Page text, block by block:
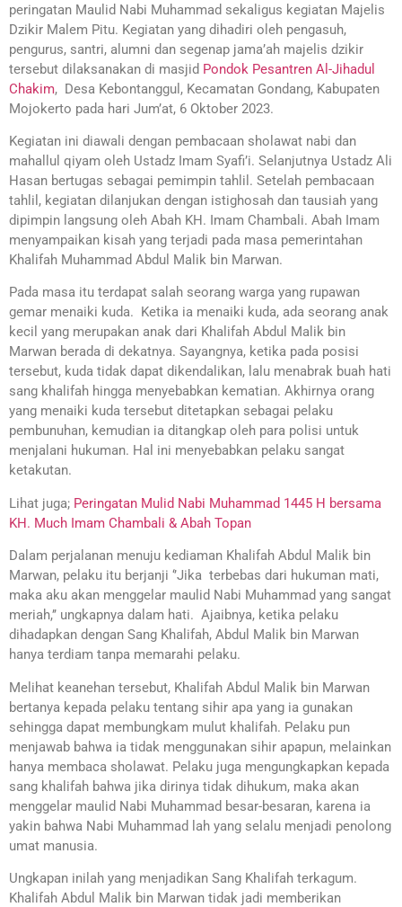
peringatan Maulid Nabi Muhammad sekaligus kegiatan Majelis
Dzikir Malem Pitu. Kegiatan yang dihadiri oleh pengasuh,
pengurus, santri, alumni dan segenap jama’ah majelis dzikir
tersebut dilaksanakan di masjid Pondok Pesantren Al-Jihadul
Chakim, Desa Kebontanggul, Kecamatan Gondang, Kabupaten
Mojokerto pada hari Jum’at, 6 Oktober 2023.
Kegiatan ini diawali dengan pembacaan sholawat nabi dan
mahallul qiyam oleh Ustadz Imam Syafi’i. Selanjutnya Ustadz Ali
Hasan bertugas sebagai pemimpin tahlil. Setelah pembacaan
tahlil, kegiatan dilanjukan dengan istighosah dan tausiah yang
dipimpin langsung oleh Abah KH. Imam Chambali. Abah Imam
menyampaikan kisah yang terjadi pada masa pemerintahan
Khalifah Muhammad Abdul Malik bin Marwan.
Pada masa itu terdapat salah seorang warga yang rupawan
gemar menaiki kuda. Ketika ia menaiki kuda, ada seorang anak
kecil yang merupakan anak dari Khalifah Abdul Malik bin
Marwan berada di dekatnya. Sayangnya, ketika pada posisi
tersebut, kuda tidak dapat dikendalikan, lalu menabrak buah hati
sang khalifah hingga menyebabkan kematian. Akhirnya orang
yang menaiki kuda tersebut ditetapkan sebagai pelaku
pembunuhan, kemudian ia ditangkap oleh para polisi untuk
menjalani hukuman. Hal ini menyebabkan pelaku sangat
ketakutan.
Lihat juga; Peringatan Mulid Nabi Muhammad 1445 H bersama
KH. Much Imam Chambali & Abah Topan
Dalam perjalanan menuju kediaman Khalifah Abdul Malik bin
Marwan, pelaku itu berjanji ‘’Jika terbebas dari hukuman mati,
maka aku akan menggelar maulid Nabi Muhammad yang sangat
meriah,’’ ungkapnya dalam hati. Ajaibnya, ketika pelaku
dihadapkan dengan Sang Khalifah, Abdul Malik bin Marwan
hanya terdiam tanpa memarahi pelaku.
Melihat keanehan tersebut, Khalifah Abdul Malik bin Marwan
bertanya kepada pelaku tentang sihir apa yang ia gunakan
sehingga dapat membungkam mulut khalifah. Pelaku pun
menjawab bahwa ia tidak menggunakan sihir apapun, melainkan
hanya membaca sholawat. Pelaku juga mengungkapkan kepada
sang khalifah bahwa jika dirinya tidak dihukum, maka akan
menggelar maulid Nabi Muhammad besar-besaran, karena ia
yakin bahwa Nabi Muhammad lah yang selalu menjadi penolong
umat manusia.
Ungkapan inilah yang menjadikan Sang Khalifah terkagum.
Khalifah Abdul Malik bin Marwan tidak jadi memberikan